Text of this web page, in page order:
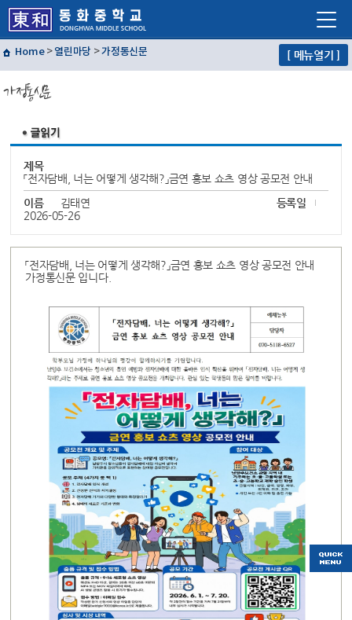
학교혁신
Home>열린마당 >가정통신문 [ 메뉴열기 ]
가정통신문
제목
「전자담배, 너는 어떻게 생각해?」금연 홍보 쇼츠 영상 공모전 안내
이름
김태연
등록일
2026-05-26
「전자담배, 너는 어떻게 생각해?」금연 홍보 쇼츠 영상 공모전 안내
가정통신문 입니다.